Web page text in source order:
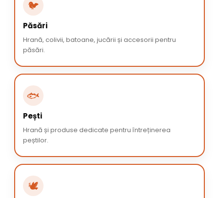
🐦
Păsări
Hrană, colivii, batoane, jucării și accesorii pentru
păsări.
🐟
Pești
Hrană și produse dedicate pentru întreținerea
peștilor.
🕊️